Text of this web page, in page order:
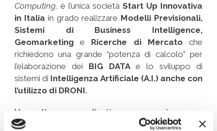
Computing , è l’unica società Start Up Innovativa
in Italia in grado realizzare Modelli Previsionali,
Sistemi di Business Intelligence,
Geomarketinge Ricerche di Mercatoche
richiedono una grande “potenza di calcolo” per
l’elaborazione dei BIG DATAe lo sviluppo di
sistemi di Intelligenza Artificiale (A.I.) anche con
l’utilizzo di DRONI.
Vorresti saperne di più e come può essere
applicato al tuo mondo aziendale? Sentiti